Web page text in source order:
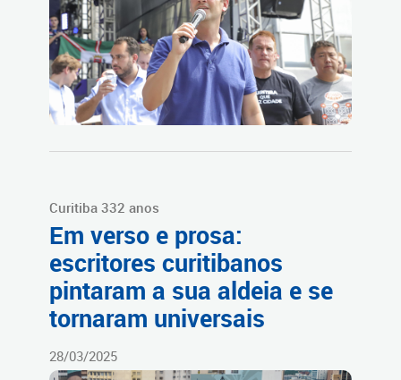
Curitiba 332 anos
Em verso e prosa:
escritores curitibanos
pintaram a sua aldeia e se
tornaram universais
28/03/2025